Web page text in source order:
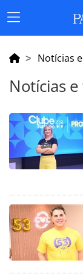
Menu
Principal
Notícias
Notícias